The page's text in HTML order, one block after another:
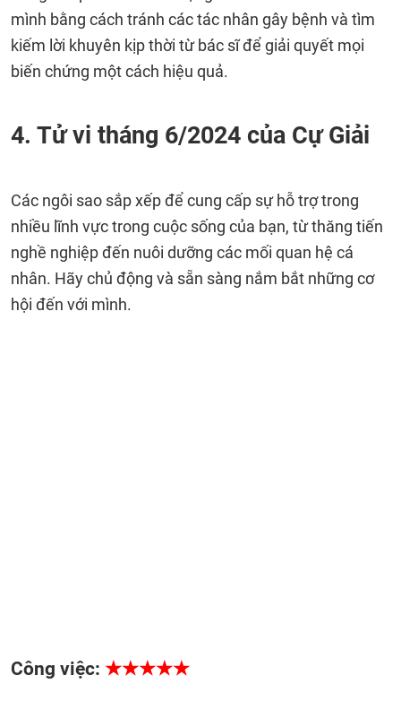
mình bằng cách tránh các tác nhân gây bệnh và tìm
kiếm lời khuyên kịp thời từ bác sĩ để giải quyết mọi
biến chứng một cách hiệu quả.
4. Tử vi tháng 6/2024 của Cự Giải
Các ngôi sao sắp xếp để cung cấp sự hỗ trợ trong
nhiều lĩnh vực trong cuộc sống của bạn, từ thăng tiến
nghề nghiệp đến nuôi dưỡng các mối quan hệ cá
nhân. Hãy chủ động và sẵn sàng nắm bắt những cơ
hội đến với mình.
Công việc: ★★★★★